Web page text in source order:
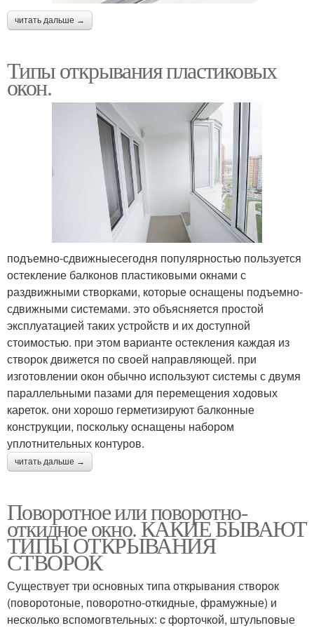
читать дальше →
Типы открывания пластиковых
окон.
подъемно-сдвижныесегодня популярностью пользуется
остекление балконов пластиковыми окнами с
раздвижными створками, которые оснащены подъемно-
сдвижными системами. это объясняется простой
эксплуатацией таких устройств и их доступной
стоимостью. при этом варианте остекления каждая из
створок движется по своей направляющей. при
изготовлении окон обычно используют системы с двумя
параллельными пазами для перемещения ходовых
кареток. они хорошо герметизируют балконные
конструкции, поскольку оснащены набором
уплотнительных контуров.
читать дальше →
Поворотное или поворотно-
откидное окно. КАКИЕ БЫВАЮТ
ТИПЫ ОТКРЫВАНИЯ
СТВОРОК
Существует три основных типа открывания створок
(поворотоные, поворотно-откидные, фрамужные) и
несколько вспомогвтельных: c форточкой, штульповые